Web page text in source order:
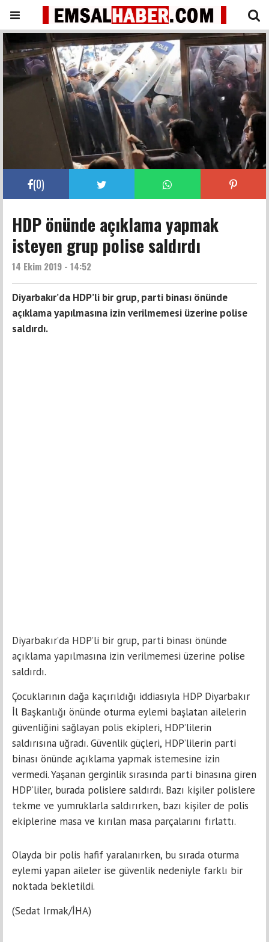
(0)
HDP önünde açıklama yapmak
isteyen grup polise saldırdı
14 Ekim 2019 - 14:52
Diyarbakır’da HDP’li bir grup, parti binası önünde
açıklama yapılmasına izin verilmemesi üzerine polise
saldırdı.
Diyarbakır’da HDP’li bir grup, parti binası önünde
açıklama yapılmasına izin verilmemesi üzerine polise
saldırdı.
Çocuklarının dağa kaçırıldığı iddiasıyla HDP Diyarbakır
İl Başkanlığı önünde oturma eylemi başlatan ailelerin
güvenliğini sağlayan polis ekipleri, HDP’lilerin
saldırısına uğradı. Güvenlik güçleri, HDP’lilerin parti
binası önünde açıklama yapmak istemesine izin
vermedi. Yaşanan gerginlik sırasında parti binasına giren
HDP’liler, burada polislere saldırdı. Bazı kişiler polislere
tekme ve yumruklarla saldırırken, bazı kişiler de polis
ekiplerine masa ve kırılan masa parçalarını fırlattı.
Olayda bir polis hafif yaralanırken, bu sırada oturma
eylemi yapan aileler ise güvenlik nedeniyle farklı bir
noktada bekletildi.
(Sedat Irmak/İHA)